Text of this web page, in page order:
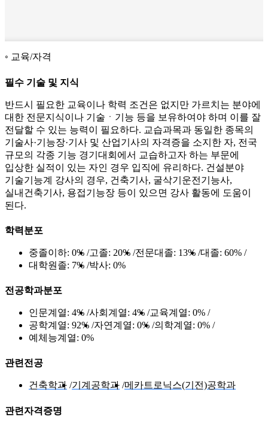
교육/자격
필수 기술 및 지식
반드시 필요한 교육이나 학력 조건은 없지만 가르치는 분야에
대한 전문지식이나 기술ㆍ기능 등을 보유하여야 하며 이를 잘
전달할 수 있는 능력이 필요하다. 교습과목과 동일한 종목의
기술사·기능장·기사 및 산업기사의 자격증을 소지한 자, 전국
규모의 각종 기능 경기대회에서 교습하고자 하는 부문에
입상한 실적이 있는 자인 경우 입직에 유리하다. 건설분야
기술기능계 강사의 경우, 건축기사, 굴삭기운전기능사,
실내건축기사, 용접기능장 등이 있으면 강사 활동에 도움이
된다.
학력분포
중졸이하: 0% 고졸: 20% 전문대졸: 13% 대졸: 60%
대학원졸: 7% 박사: 0%
전공학과분포
인문계열: 4% 사회계열: 4% 교육계열: 0%
공학계열: 92% 자연계열: 0% 의학계열: 0%
예체능계열: 0%
관련전공
건축학과 기계공학과 메카트로닉스(기전)공학과
관련자격증명